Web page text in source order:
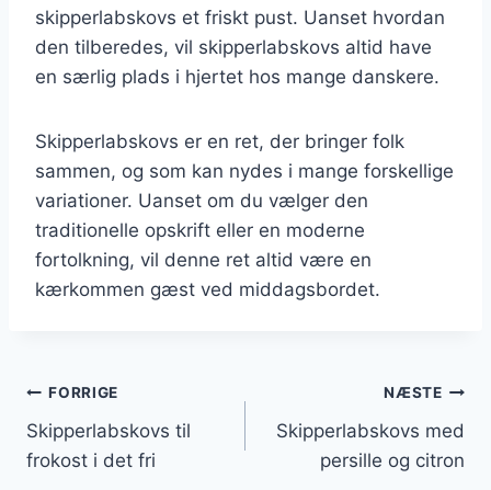
skipperlabskovs et friskt pust. Uanset hvordan
den tilberedes, vil skipperlabskovs altid have
en særlig plads i hjertet hos mange danskere.
Skipperlabskovs er en ret, der bringer folk
sammen, og som kan nydes i mange forskellige
variationer. Uanset om du vælger den
traditionelle opskrift eller en moderne
fortolkning, vil denne ret altid være en
kærkommen gæst ved middagsbordet.
Indlægsnavigation
FORRIGE
Skipperlabskovs til
frokost i det fri
NÆSTE
Skipperlabskovs med
persille og citron